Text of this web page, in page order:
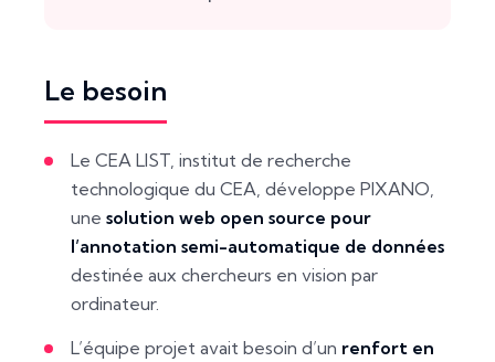
Le besoin
Le CEA LIST, institut de recherche
technologique du CEA, développe PIXANO,
une solution web open source pour
l’annotation semi-automatique de données
destinée aux chercheurs en vision par
ordinateur.
L’équipe projet avait besoin d’un renfort en